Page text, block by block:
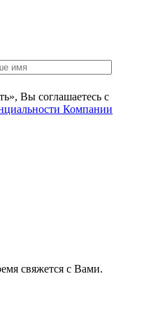
Вы соглашаетесь c
Компании
свяжется с Вами.